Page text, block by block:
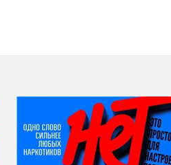
НИ ДНЯ БЕЗ ДАТЫ...
08 августа
ВСЕМИРНЫЙ ДЕНЬ
КОШЕК